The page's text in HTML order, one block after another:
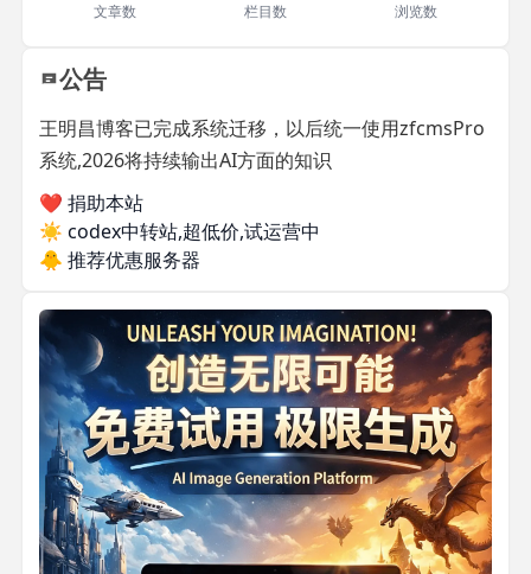
文章数 栏目数 浏览数
公告
王明昌博客已完成系统迁移，以后统一使用zfcmsPro
系统,2026将持续输出AI方面的知识
❤️ 捐助本站
☀️ codex中转站,超低价,试运营中
🐥 推荐优惠服务器